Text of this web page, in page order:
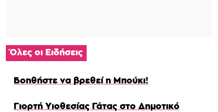
Όλες οι Ειδήσεις
Βοηθήστε να βρεθεί η Μπούκι!
Γιορτή Υιοθεσίας Γάτας στο Δημοτικό